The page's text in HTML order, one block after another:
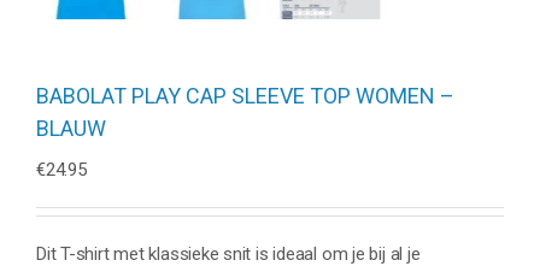
BABOLAT PLAY CAP SLEEVE TOP WOMEN –
BLAUW
€24.95
Dit T-shirt met klassieke snit is ideaal om je bij al je